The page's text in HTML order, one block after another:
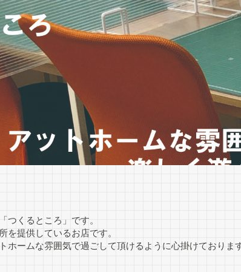
つくるところ」です。
を提供しているお店です。
ホームな雰囲気で過ごして頂けるように心掛けておりま